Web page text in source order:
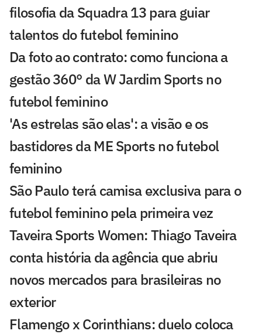
filosofia da Squadra 13 para guiar
talentos do futebol feminino
Da foto ao contrato: como funciona a
gestão 360° da W Jardim Sports no
futebol feminino
'As estrelas são elas': a visão e os
bastidores da ME Sports no futebol
feminino
São Paulo terá camisa exclusiva para o
futebol feminino pela primeira vez
Taveira Sports Women: Thiago Taveira
conta história da agência que abriu
novos mercados para brasileiras no
exterior
Flamengo x Corinthians: duelo coloca